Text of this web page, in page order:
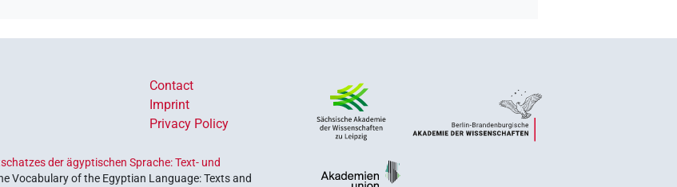
Contact
Imprint
Privacy Policy
der ägyptischen Sprache: Text- und
Vocabulary of the Egyptian Language: Texts and